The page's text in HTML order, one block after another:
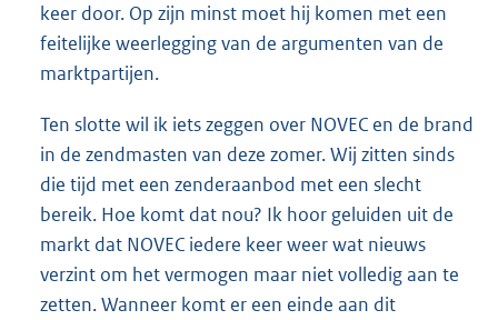
keer door. Op zijn minst moet hij komen met een
feitelijke weerlegging van de argumenten van de
marktpartijen.
Ten slotte wil ik iets zeggen over NOVEC en de brand
in de zendmasten van deze zomer. Wij zitten sinds
die tijd met een zenderaanbod met een slecht
bereik. Hoe komt dat nou? Ik hoor geluiden uit de
markt dat NOVEC iedere keer weer wat nieuws
verzint om het vermogen maar niet volledig aan te
zetten. Wanneer komt er een einde aan dit